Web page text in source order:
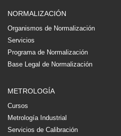
NORMALIZACIÓN
Organismos de Normalización
Servicios
Programa de Normalización
Base Legal de Normalización
METROLOGÍA
Cursos
Metrología Industrial
Servicios de Calibración